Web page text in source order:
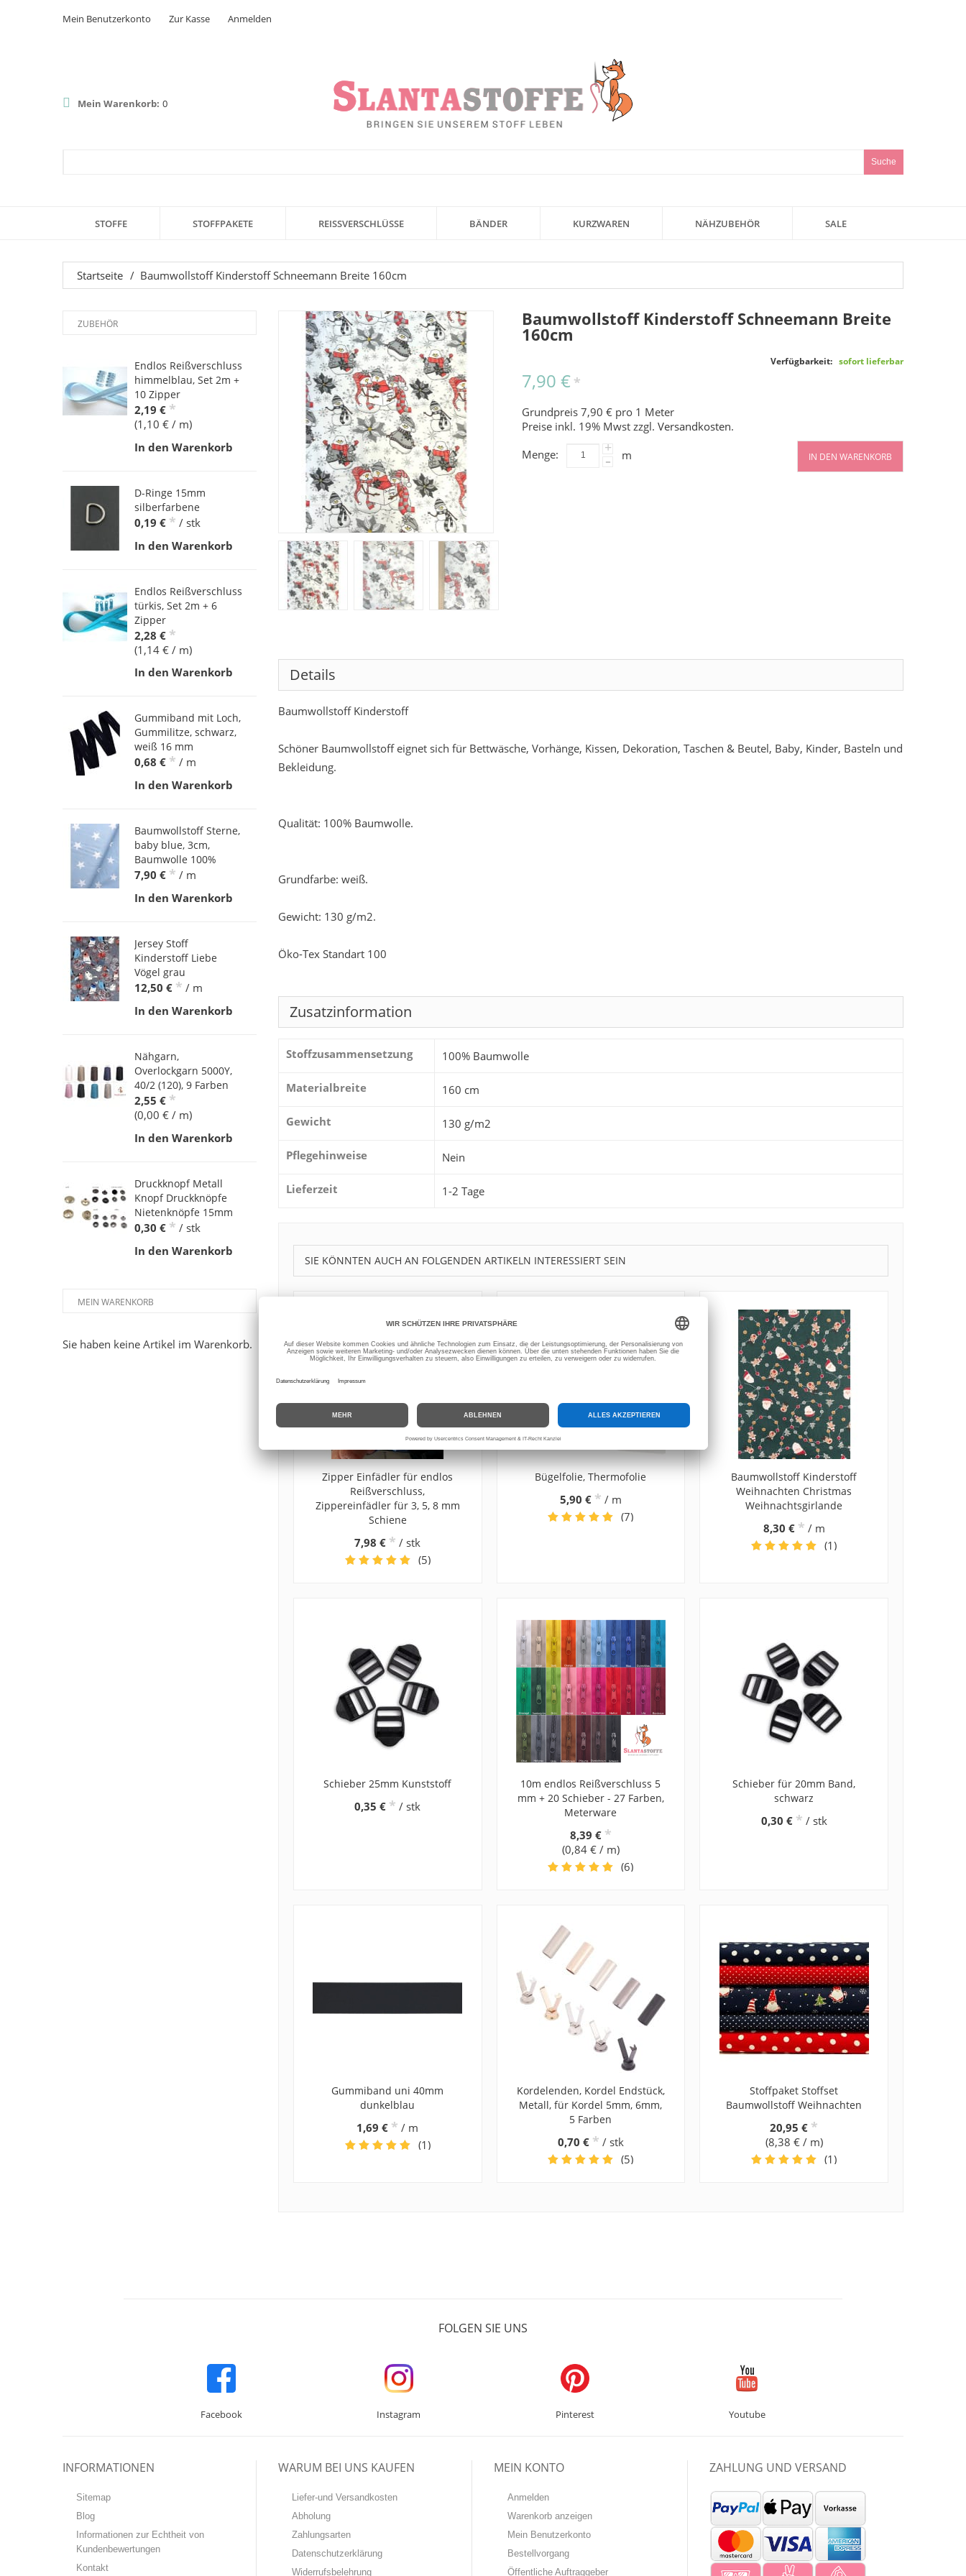
Mein Benutzerkonto Zur Kasse Anmelden
Mein Warenkorb: 0
Suche
STOFFE STOFFPAKETE REISSVERSCHLÜSSE BÄNDER KURZWAREN NÄHZUBEHÖR SALE
Startseite / Baumwollstoff Kinderstoff Schneemann Breite 160cm
Baumwollstoff Kinderstoff Schneemann Breite
160cm
Verfügbarkeit: sofort lieferbar
7,90 € *
Grundpreis 7,90 € pro 1 Meter
Preise inkl. 19% Mwst zzgl.Versandkosten.
Menge:
+
- m IN DEN WARENKORB
Details
Baumwollstoff Kinderstoff
Schöner Baumwollstoff eignet sich für Bettwäsche, Vorhänge, Kissen, Dekoration, Taschen & Beutel, Baby, Kinder, Basteln und
Bekleidung.
Qualität: 100% Baumwolle.
Grundfarbe: weiß.
Gewicht: 130 g/m2.
Öko-Tex Standart 100
Zusatzinformation
Stoffzusammensetzung 100% Baumwolle
Materialbreite 160 cm
Gewicht 130 g/m2
Pflegehinweise Nein
Lieferzeit 1-2 Tage
SIE KÖNNTEN AUCH AN FOLGENDEN ARTIKELN INTERESSIERT SEIN
Zipper Einfädler für endlos
Reißverschluss,
Zippereinfädler für 3, 5, 8 mm
Schiene
7,98 € * / stk
(5)
Bügelfolie, Thermofolie
5,90 € * / m
(7)
Baumwollstoff Kinderstoff
Weihnachten Christmas
Weihnachtsgirlande
8,30 € * / m
(1)
Schieber 25mm Kunststoff
0,35 € * / stk
10m endlos Reißverschluss 5
mm + 20 Schieber - 27 Farben,
Meterware
8,39 € *
(0,84 € / m)
(6)
Schieber für 20mm Band,
schwarz
0,30 € * / stk
Gummiband uni 40mm
dunkelblau
1,69 € * / m
(1)
Kordelenden, Kordel Endstück,
Metall, für Kordel 5mm, 6mm,
5 Farben
0,70 € * / stk
(5)
Stoffpaket Stoffset
Baumwollstoff Weihnachten
20,95 € *
(8,38 € / m)
(1)
ZUBEHÖR
Endlos Reißverschluss
himmelblau, Set 2m +
10 Zipper
2,19 € *
(1,10 € / m)
In den Warenkorb
D-Ringe 15mm
silberfarbene
0,19 € * / stk
In den Warenkorb
Endlos Reißverschluss
türkis, Set 2m + 6
Zipper
2,28 € *
(1,14 € / m)
In den Warenkorb
Gummiband mit Loch,
Gummilitze, schwarz,
weiß 16 mm
0,68 € * / m
In den Warenkorb
Baumwollstoff Sterne,
baby blue, 3cm,
Baumwolle 100%
7,90 € * / m
In den Warenkorb
Jersey Stoff
Kinderstoff Liebe
Vögel grau
12,50 € * / m
In den Warenkorb
Nähgarn,
Overlockgarn 5000Y,
40/2 (120), 9 Farben
2,55 € *
(0,00 € / m)
In den Warenkorb
Druckknopf Metall
Knopf Druckknöpfe
Nietenknöpfe 15mm
0,30 € * / stk
In den Warenkorb
MEIN WARENKORB
Sie haben keine Artikel im Warenkorb.
FOLGEN SIE UNS
Facebook Instagram Pinterest Youtube
INFORMATIONEN
Sitemap
Blog
Informationen zur Echtheit von
Kundenbewertungen
Kontakt
WARUM BEI UNS KAUFEN
Liefer-und Versandkosten
Abholung
Zahlungsarten
Datenschutzerklärung
Widerrufsbelehrung
MEIN KONTO
Anmelden
Warenkorb anzeigen
Mein Benutzerkonto
Bestellvorgang
Öffentliche Auftraggeber
ZAHLUNG UND VERSAND